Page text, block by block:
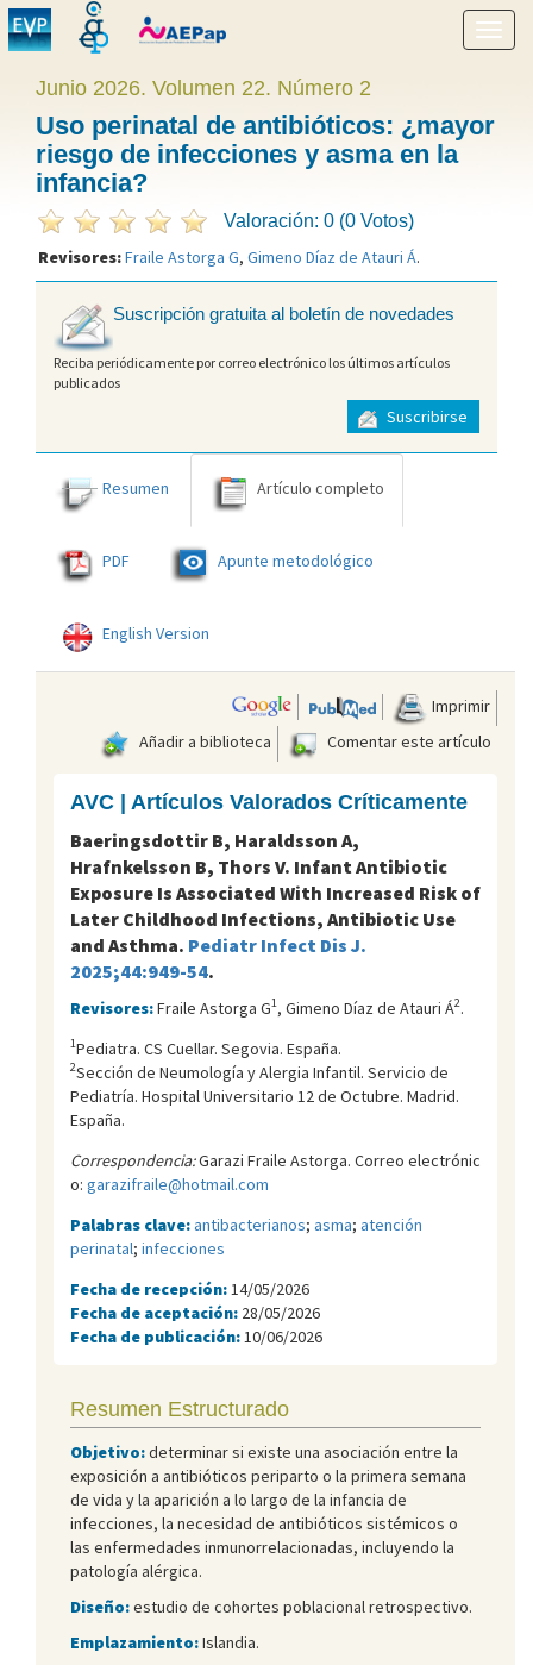
menú
Junio 2026. Volumen 22. Número 2
Uso perinatal de antibióticos: ¿mayor
riesgo de infecciones y asma en la
infancia?
Valoración: 0 (0 Votos)
Revisores:Fraile Astorga G, Gimeno Díaz de Atauri Á.
Suscripción gratuita al boletín de novedades
Reciba periódicamente por correo electrónico los últimos artículos
publicados
Suscribirse
Resumen Artículo completo
PDF Apunte metodológico
English Version
Imprimir
Añadir a biblioteca
Comentar este artículo
AVC | Artículos Valorados Críticamente
Baeringsdottir B, Haraldsson A,
Hrafnkelsson B, Thors V. Infant Antibiotic
Exposure Is Associated With Increased Risk of
Later Childhood Infections, Antibiotic Use
and Asthma. Pediatr Infect Dis J.
2025;44:949-54.
Revisores:Fraile Astorga G1, Gimeno Díaz de Atauri Á2.
1Pediatra. CS Cuellar. Segovia. España.
2Sección de Neumología y Alergia Infantil. Servicio de
Pediatría. Hospital Universitario 12 de Octubre. Madrid.
España.
Correspondencia:Garazi Fraile Astorga. Correo electrónic
o: garazifraile@hotmail.com
Palabras clave:antibacterianos; asma; atención
perinatal; infecciones
Fecha de recepción: 14/05/2026
Fecha de aceptación: 28/05/2026
Fecha de publicación: 10/06/2026
Resumen Estructurado
Objetivo:determinar si existe una asociación entre la
exposición a antibióticos periparto o la primera semana
de vida y la aparición a lo largo de la infancia de
infecciones, la necesidad de antibióticos sistémicos o
las enfermedades inmunorrelacionadas, incluyendo la
patología alérgica.
Diseño:estudio de cohortes poblacional retrospectivo.
Emplazamiento:Islandia.